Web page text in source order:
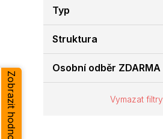
Typ
Struktura
Osobní odběr ZDARMA
Vymazat filtry